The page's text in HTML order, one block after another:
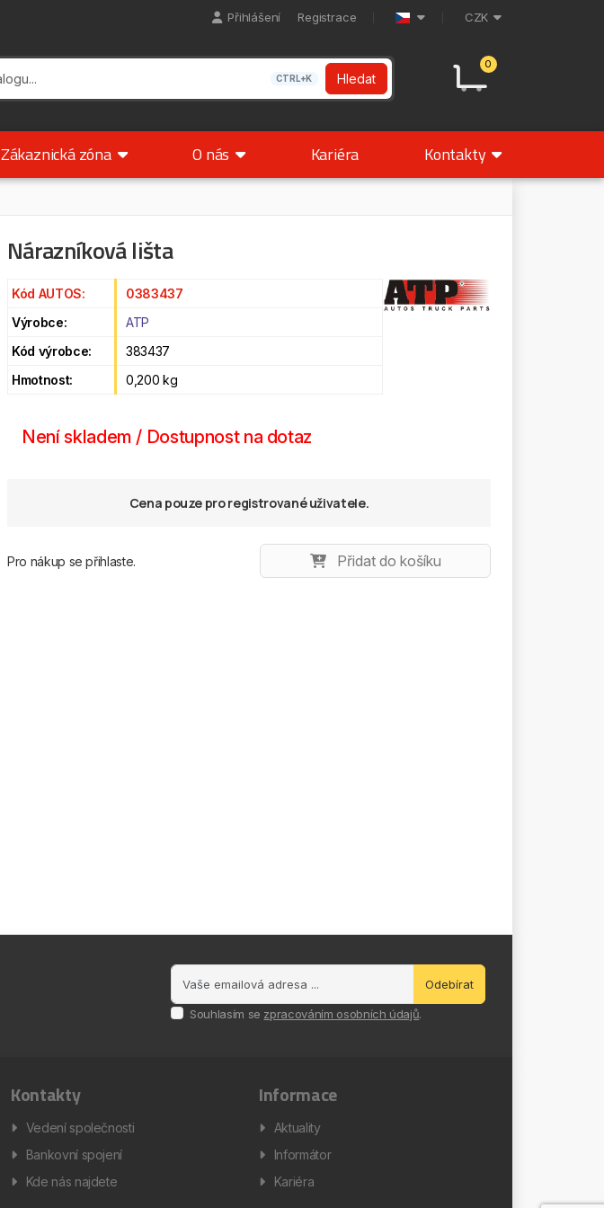
Přihlášení Registrace CZK
0
CTRL+K Hledat
Zákaznická zóna O nás Kariéra Kontakty
Nárazníková lišta
Kód AUTOS:
0383437
Výrobce:
ATP
Kód výrobce:
383437
Hmotnost:
0,200 kg
Není skladem / Dostupnost na dotaz
Cena pouze pro registrované uživatele.
Pro nákup se přihlaste. Přidat do košíku
Odebírat
Souhlasím se zpracováním osobních údajů.
Kontakty
Vedení společnosti
Bankovní spojení
Kde nás najdete
Informace
Aktuality
Informátor
Kariéra